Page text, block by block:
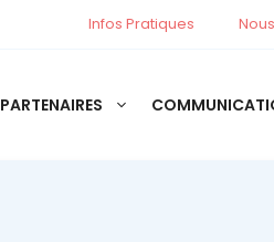
Infos Pratiques
PARTENAIRES